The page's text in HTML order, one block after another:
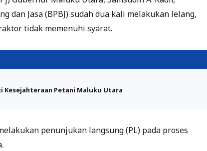
dan Jasa (BPBJ) sudah dua kali melakukan lelang,
tidak memenuhi syarat.
Kesejahteraan Petani Maluku Utara
penunjukan langsung (PL) pada proses